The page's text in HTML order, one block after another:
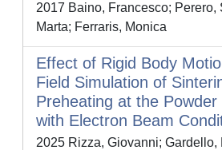
2017 Baino, Francesco; Perero,
Marta; Ferraris, Monica
Effect of Rigid Body
Field Simulation of
Preheating at the Powder
with Electron Beam
2025 Rizza, Giovanni; Gardello,